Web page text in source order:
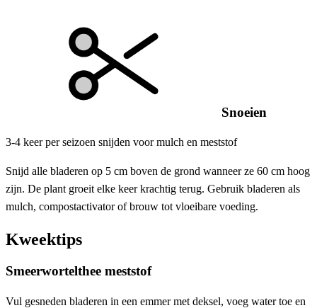
Snoeien
3-4 keer per seizoen snijden voor mulch en meststof
Snijd alle bladeren op 5 cm boven de grond wanneer ze 60 cm hoog
zijn. De plant groeit elke keer krachtig terug. Gebruik bladeren als
mulch, compostactivator of brouw tot vloeibare voeding.
Kweektips
Smeerwortelthee meststof
Vul gesneden bladeren in een emmer met deksel, voeg water toe en